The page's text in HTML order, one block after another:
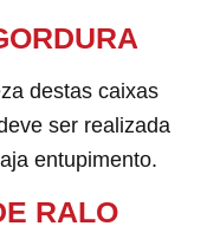
destas caixas
ser realizada
entupimento.
RALO